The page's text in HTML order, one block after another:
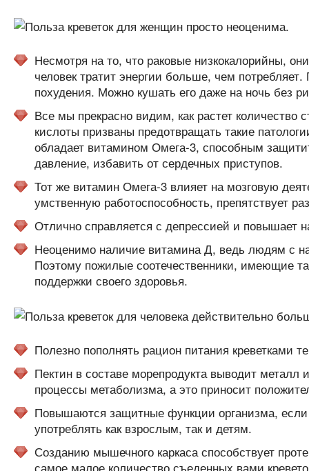
Несмотря на то, что раковые низкокалорийны,
человек тратит энергии больше, чем
похудения. Можно кушать его даже на ночь без
Все мы прекрасно видим, как растет
кислоты призваны предотвращать такие
обладает витамином Омега-3, способным
давление, избавить от сердечных приступов.
Тот же витамин Омега-3 влияет на мозговую
умственную работоспособность, препятствует
Отлично справляется с депрессией и повышает
Неоценимо наличие витамина Д, ведь людям с
Поэтому пожилые соотечественники, имеющие
поддержки своего здоровья.
Полезно пополнять рацион питания креветками
Пектин в составе морепродукта выводит
процессы метаболизма, а это приносит
Повышаются защитные функции организма,
употреблять как взрослым, так и детям.
Созданию мышечного каркаса способствует
самое малое количество съеденных вами